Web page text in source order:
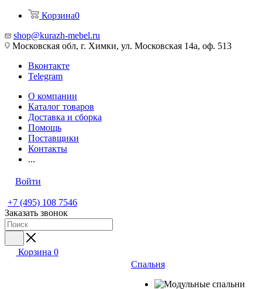
Корзина0
shop@kurazh-mebel.ru
Московская обл, г. Химки, ул. Московская 14а, оф. 513
Вконтакте
Telegram
О компании
Каталог товаров
Доставка и сборка
Помощь
Поставщики
Контакты
...
Войти
+7 (495) 108 7546
Заказать звонок
Корзина 0
Спальня